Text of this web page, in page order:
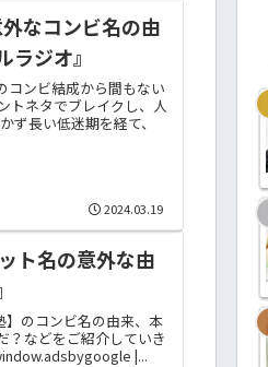
なコンビ名の由
ジオ』
コンビ結成から間もない
トネタでブレイクし、人
ず長い低迷期を経て、
2024.03.19
ト名の意外な由
のコンビ名の由来、本
？などをご紹介していき
|...